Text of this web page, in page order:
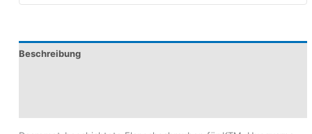
Beschreibung